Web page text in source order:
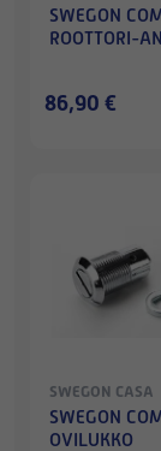
SWEGON
ROOTTORI-
86,90 €
SWEGON CASA
SWEGON
OVILUKKO